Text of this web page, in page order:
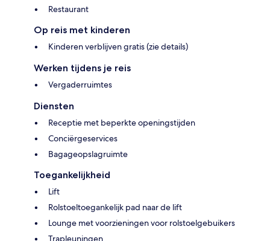
Restaurant
Op reis met kinderen
Kinderen verblijven gratis (zie details)
Werken tijdens je reis
Vergaderruimtes
Diensten
Receptie met beperkte openingstijden
Conciërgeservices
Bagageopslagruimte
Toegankelijkheid
Lift
Rolstoeltoegankelijk pad naar de lift
Lounge met voorzieningen voor rolstoelgebuikers
Trapleuningen